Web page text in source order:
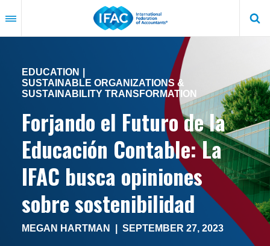
to
content
EDUCATION
SUSTAINABLE ORGANIZATIONS &
SUSTAINABILITY TRANSFORMATION
Forjando el Futuro de la
Educación Contable: La
IFAC busca opiniones
sobre sostenibilidad
MEGAN HARTMAN SEPTEMBER 27, 2023